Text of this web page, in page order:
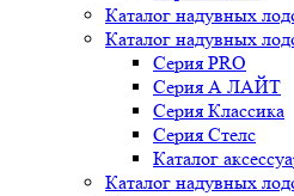
Каталог надувных
Каталог надувных
Серия PRO
Серия А ЛАЙТ
Серия Классика
Серия Стелс
Каталог
Каталог надувных